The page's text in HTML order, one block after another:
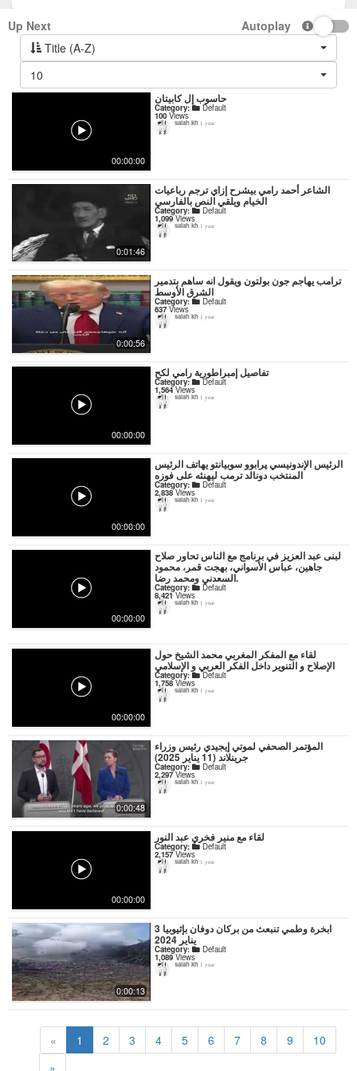
Up Next
Autoplay
Title (A-Z)
10
00:00:00
حاسوب إل كابيتان
Category: Default
100 Views
salah kh 1 year
0:01:46
‏الشاعر أحمد رامي بيشرح إزاي ترجم رباعيات
الخيام ويلقي النص بالفارسي
Category: Default
1,099Views
salah kh 1 year
0:00:56
ترامب يهاجم جون بولتون ويقول انه ساهم بتدمير
الشرق الأوسط
Category: Default
637Views
salah kh 1 year
00:00:00
تفاصيل إمبراطورية رامي لكح
Category: Default
1,564Views
salah kh 1 year
00:00:00
الرئيس الإندونيسي پرابوو سوبيانتو يهاتف الرئيس
المنتخب دونالد ترمب ليهنئه على فوزه
Category: Default
2,838Views
salah kh 1 year
00:00:00
لبنى عبد العزيز في برنامج مع الناس تحاور صلاح
جاهين، عباس الأسواني، بهجت قمر، محمود
السعدني ومحمد رضا.
Category: Default
8,421Views
salah kh 1 year
00:00:00
لقاء مع المفكر المغربي محمد الشيخ حول
الإصلاح و التنوير داخل الفكر العربي و الإسلامي
Category: Default
1,758Views
salah kh 1 year
0:00:48
المؤتمر الصحفي لموتي إيجيدي رئيس وزراء
جرينلاند (11 يناير 2025)
Category: Default
2,297Views
salah kh 1 year
00:00:00
لقاء مع منير فخري عبد النور
Category: Default
2,157Views
salah kh 1 year
0:00:13
ابخرة وطمي تنبعث من بركان دوفان بإثيوبيا 3
يناير 2024
Category: Default
1,089Views
salah kh 1 year
« 1 2 3 4 5 6 7 8 9
10
»